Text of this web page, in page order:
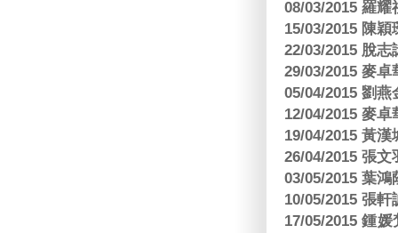
08/03/2015 羅
15/03/2015 陳
22/03/2015 脫
29/03/2015 麥
05/04/2015 劉
12/04/2015 麥
19/04/2015 黃
26/04/2015 張
03/05/2015 葉
10/05/2015 張
17/05/2015 鍾